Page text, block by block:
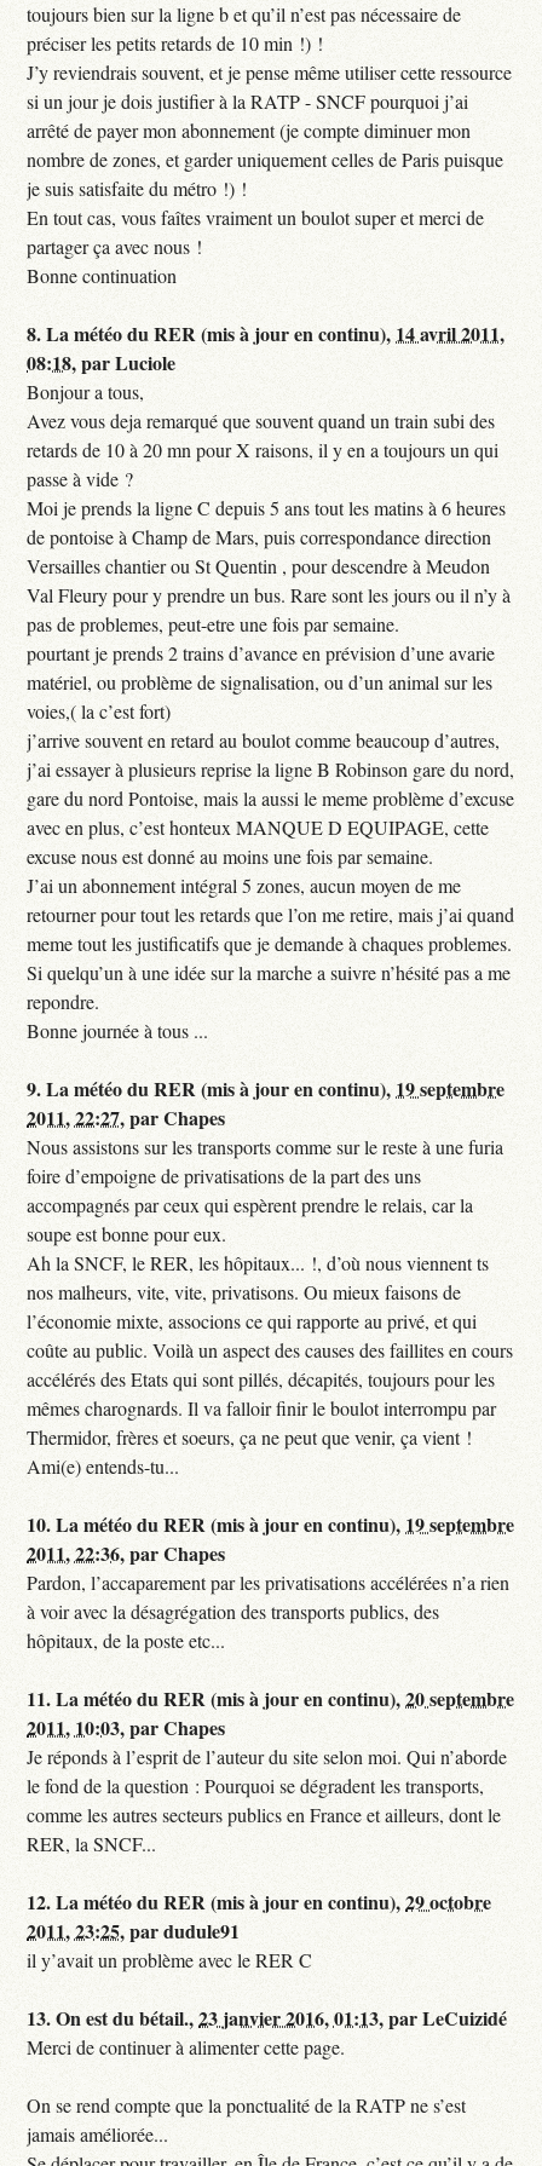
toujours bien sur la ligne b et qu’il n’est pas nécessaire de
préciser les petits retards de 10 min !) !
J’y reviendrais souvent, et je pense même utiliser cette ressource
si un jour je dois justifier à la RATP - SNCF pourquoi j’ai
arrêté de payer mon abonnement (je compte diminuer mon
nombre de zones, et garder uniquement celles de Paris puisque
je suis satisfaite du métro !) !
En tout cas, vous faîtes vraiment un boulot super et merci de
partager ça avec nous !
Bonne continuation
8.La météo du RER (mis à jour en continu), 14 avril 2011,
08:18,parLuciole
Bonjour a tous,
Avez vous deja remarqué que souvent quand un train subi des
retards de 10 à 20 mn pour X raisons, il y en a toujours un qui
passe à vide ?
Moi je prends la ligne C depuis 5 ans tout les matins à 6 heures
de pontoise à Champ de Mars, puis correspondance direction
Versailles chantier ou St Quentin , pour descendre à Meudon
Val Fleury pour y prendre un bus. Rare sont les jours ou il n’y à
pas de problemes, peut-etre une fois par semaine.
pourtant je prends 2 trains d’avance en prévision d’une avarie
matériel, ou problème de signalisation, ou d’un animal sur les
voies,( la c’est fort)
j’arrive souvent en retard au boulot comme beaucoup d’autres,
j’ai essayer à plusieurs reprise la ligne B Robinson gare du nord,
gare du nord Pontoise, mais la aussi le meme problème d’excuse
avec en plus, c’est honteux MANQUE D EQUIPAGE, cette
excuse nous est donné au moins une fois par semaine.
J’ai un abonnement intégral 5 zones, aucun moyen de me
retourner pour tout les retards que l’on me retire, mais j’ai quand
meme tout les justificatifs que je demande à chaques problemes.
Si quelqu’un à une idée sur la marche a suivre n’hésité pas a me
repondre.
Bonne journée à tous ...
9.La météo du RER (mis à jour en continu), 19 septembre
2011, 22:27,parChapes
Nous assistons sur les transports comme sur le reste à une furia
foire d’empoigne de privatisations de la part des uns
accompagnés par ceux qui espèrent prendre le relais, car la
soupe est bonne pour eux.
Ah la SNCF, le RER, les hôpitaux... !, d’où nous viennent ts
nos malheurs, vite, vite, privatisons. Ou mieux faisons de
l’économie mixte, associons ce qui rapporte au privé, et qui
coûte au public. Voilà un aspect des causes des faillites en cours
accélérés des Etats qui sont pillés, décapités, toujours pour les
mêmes charognards. Il va falloir finir le boulot interrompu par
Thermidor, frères et soeurs, ça ne peut que venir, ça vient !
Ami(e) entends-tu...
10.La météo du RER (mis à jour en continu), 19 septembre
2011, 22:36,parChapes
Pardon, l’accaparement par les privatisations accélérées n’a rien
à voir avec la désagrégation des transports publics, des
hôpitaux, de la poste etc...
11.La météo du RER (mis à jour en continu),20 septembre
2011, 10:03,parChapes
Je réponds à l’esprit de l’auteur du site selon moi. Qui n’aborde
le fond de la question : Pourquoi se dégradent les transports,
comme les autres secteurs publics en France et ailleurs, dont le
RER, la SNCF...
12.La météo du RER (mis à jour en continu),29 octobre
2011, 23:25,pardudule91
il y’avait un problème avec le RER C
13.On est du bétail.,23 janvier 2016, 01:13,parLeCuizidé
Merci de continuer à alimenter cette page.
On se rend compte que la ponctualité de la RATP ne s’est
jamais améliorée...